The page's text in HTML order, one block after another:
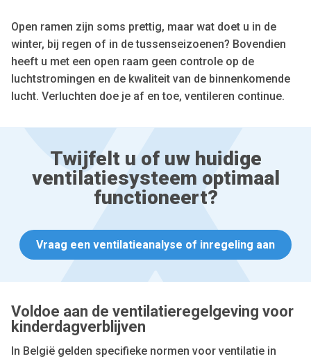
Open ramen zijn soms prettig, maar wat doet u in de
winter, bij regen of in de tussenseizoenen? Bovendien
heeft u met een open raam geen controle op de
luchtstromingen en de kwaliteit van de binnenkomende
lucht. Verluchten doe je af en toe, ventileren continue.
Twijfelt u of uw huidige
ventilatiesysteem optimaal
functioneert?
Vraag een ventilatieanalyse of inregeling aan
Voldoe aan de ventilatieregelgeving voor
kinderdagverblijven
In België gelden specifieke normen voor ventilatie in